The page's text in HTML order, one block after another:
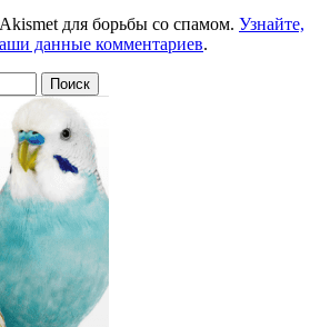
для борьбы со спамом. Узнайте,
данные комментариев.